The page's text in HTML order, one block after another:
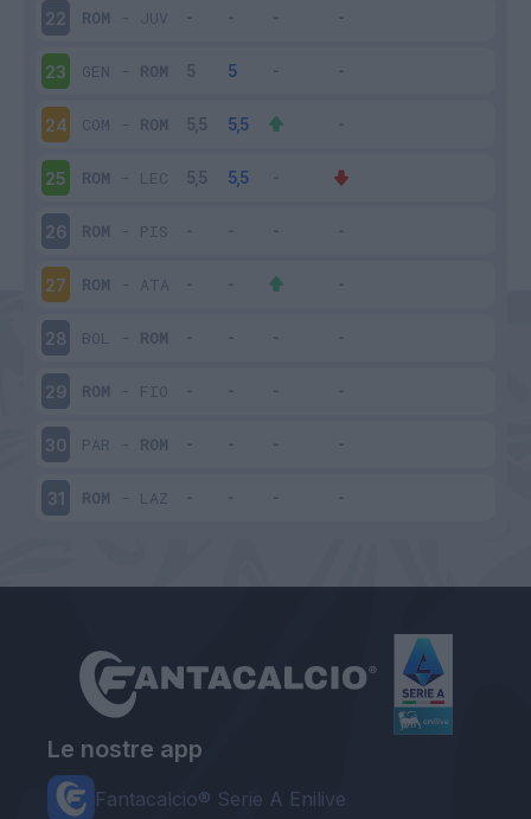
22 ROM - JUV
23 GEN - ROM
24 COM - ROM
25 ROM - LEC
26 ROM - PIS
27 ROM - ATA
28 BOL - ROM
29 ROM - FIO
30 PAR - ROM
31 ROM - LAZ
Le nostre app
Fantacalcio® Serie A Enilive